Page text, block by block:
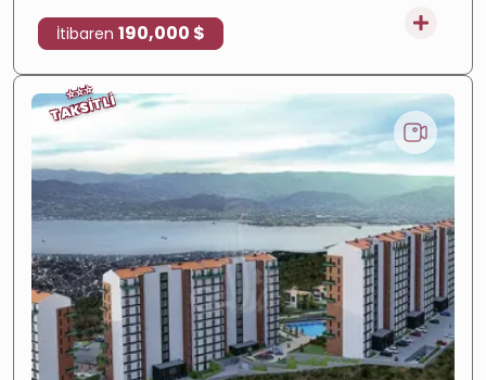
Taksitli —Esnek ödeme
İtibaren 190,000 $
⭐⭐⭐
TAKSİTLİ